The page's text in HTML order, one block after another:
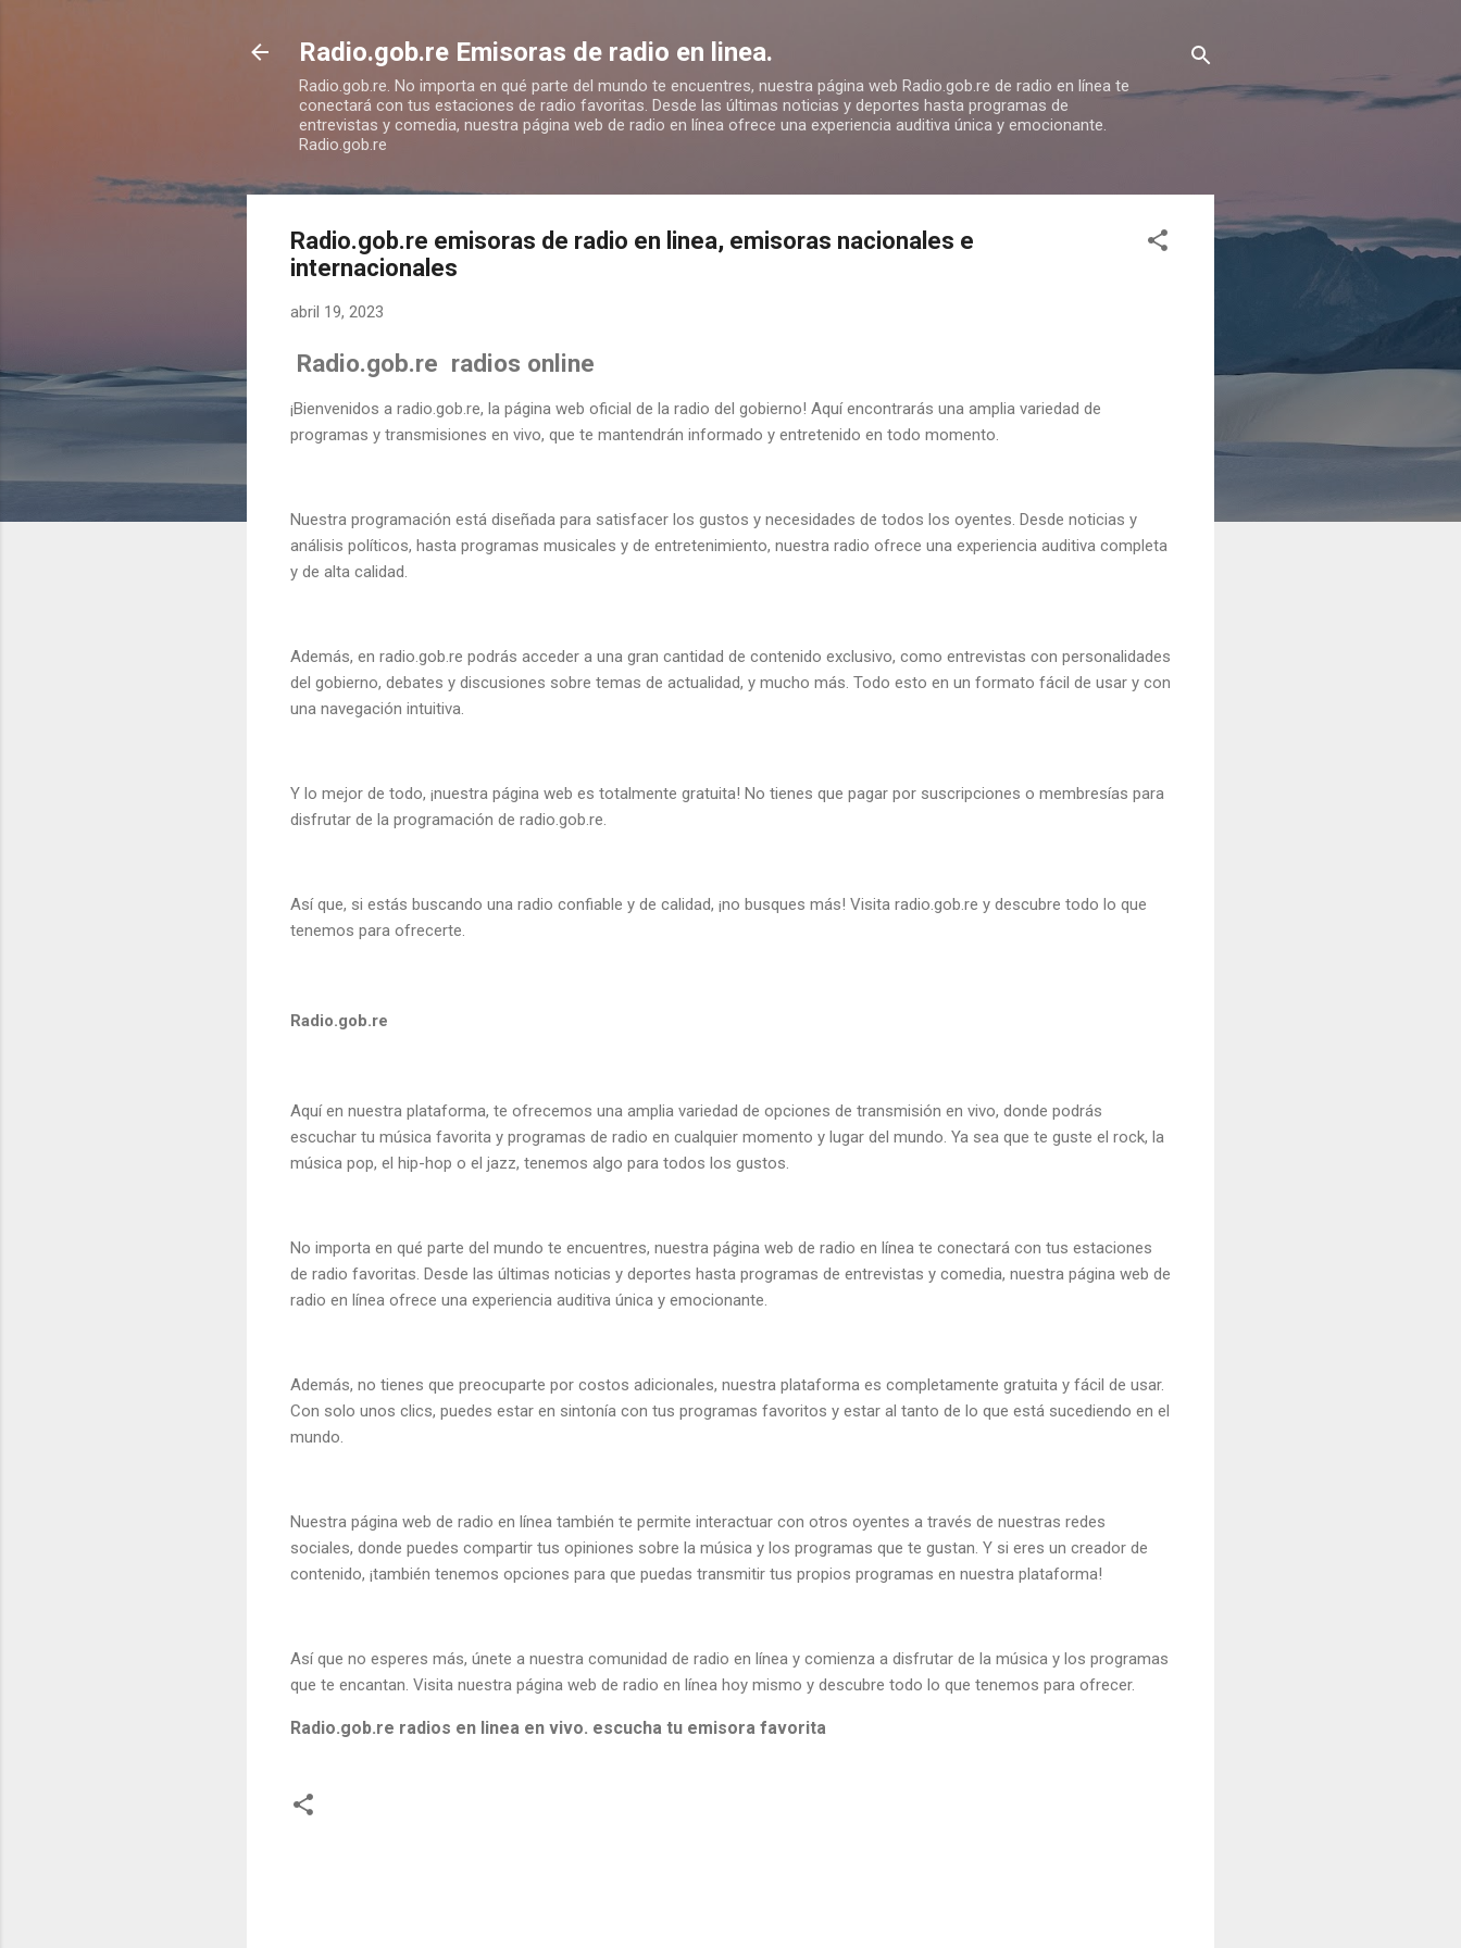
Radio.gob.re Emisoras de radio en linea.
Radio.gob.re. No importa en qué parte del mundo te encuentres, nuestra página web Radio.gob.re de radio en línea te
conectará con tus estaciones de radio favoritas. Desde las últimas noticias y deportes hasta programas de
entrevistas y comedia, nuestra página web de radio en línea ofrece una experiencia auditiva única y emocionante.
Radio.gob.re
Radio.gob.re emisoras de radio en linea, emisoras nacionales e
internacionales
abril 19, 2023
Radio.gob.re radios online
¡Bienvenidos a radio.gob.re, la página web oficial de la radio del gobierno! Aquí encontrarás una amplia variedad de
programas y transmisiones en vivo, que te mantendrán informado y entretenido en todo momento.
Nuestra programación está diseñada para satisfacer los gustos y necesidades de todos los oyentes. Desde noticias y
análisis políticos, hasta programas musicales y de entretenimiento, nuestra radio ofrece una experiencia auditiva completa
y de alta calidad.
Además, en radio.gob.re podrás acceder a una gran cantidad de contenido exclusivo, como entrevistas con personalidades
del gobierno, debates y discusiones sobre temas de actualidad, y mucho más. Todo esto en un formato fácil de usar y con
una navegación intuitiva.
Y lo mejor de todo, ¡nuestra página web es totalmente gratuita! No tienes que pagar por suscripciones o membresías para
disfrutar de la programación de radio.gob.re.
Así que, si estás buscando una radio confiable y de calidad, ¡no busques más! Visita radio.gob.re y descubre todo lo que
tenemos para ofrecerte.
Radio.gob.re
Aquí en nuestra plataforma, te ofrecemos una amplia variedad de opciones de transmisión en vivo, donde podrás
escuchar tu música favorita y programas de radio en cualquier momento y lugar del mundo. Ya sea que te guste el rock, la
música pop, el hip-hop o el jazz, tenemos algo para todos los gustos.
No importa en qué parte del mundo te encuentres, nuestra página web de radio en línea te conectará con tus estaciones
de radio favoritas. Desde las últimas noticias y deportes hasta programas de entrevistas y comedia, nuestra página web de
radio en línea ofrece una experiencia auditiva única y emocionante.
Además, no tienes que preocuparte por costos adicionales, nuestra plataforma es completamente gratuita y fácil de usar.
Con solo unos clics, puedes estar en sintonía con tus programas favoritos y estar al tanto de lo que está sucediendo en el
mundo.
Nuestra página web de radio en línea también te permite interactuar con otros oyentes a través de nuestras redes
sociales, donde puedes compartir tus opiniones sobre la música y los programas que te gustan. Y si eres un creador de
contenido, ¡también tenemos opciones para que puedas transmitir tus propios programas en nuestra plataforma!
Así que no esperes más, únete a nuestra comunidad de radio en línea y comienza a disfrutar de la música y los programas
que te encantan. Visita nuestra página web de radio en línea hoy mismo y descubre todo lo que tenemos para ofrecer.
Radio.gob.re radios en linea en vivo. escucha tu emisora favorita